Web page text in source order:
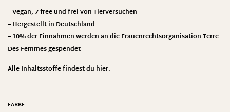
– Vegan, 7-free und frei von Tierversuchen
– Hergestellt in Deutschland
– 10% der Einnahmen werden an die Frauenrechtsorganisation Terre
Des Femmes gespendet
Alle Inhaltsstoffe findest du hier.
FARBE